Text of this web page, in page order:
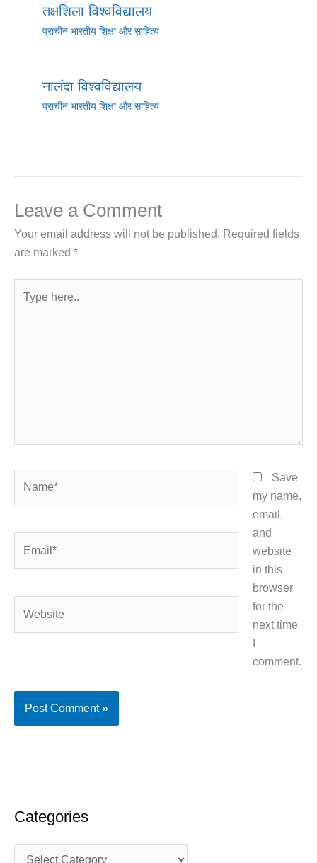
तक्षशिला विश्वविद्यालय
प्राचीन भारतीय शिक्षा और साहित्य
नालंदा विश्वविद्यालय
प्राचीन भारतीय शिक्षा और साहित्य
Leave a Comment
Your email address will not be published. Required fields
are marked *
here..
Save
my name,
email,
and
website
in this
browser
for the
next time
comment.
Categories